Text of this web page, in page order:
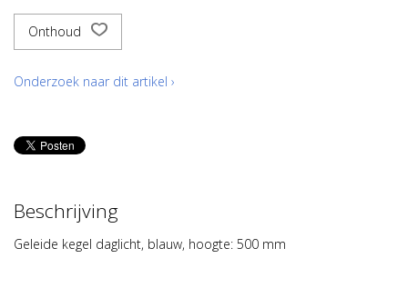
Onthoud
Onderzoek naar dit artikel ›
Beschrijving
Geleide kegel daglicht, blauw, hoogte: 500 mm